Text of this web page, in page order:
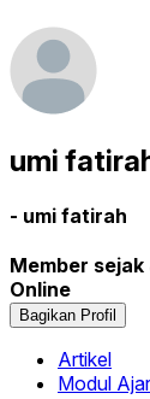
umi
- umi fatirah
Member sejak
Online
Bagikan Profil
Artikel
Modul